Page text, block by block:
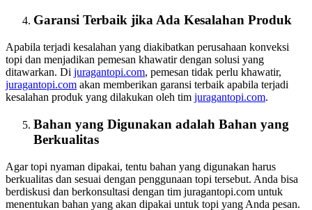
Garansi Terbaik jika Ada Kesalahan Produk
Apabila terjadi kesalahan yang diakibatkan perusahaan konveksi
topi dan menjadikan pemesan khawatir dengan solusi yang
ditawarkan. Di juragantopi.com, pemesan tidak perlu khawatir,
juragantopi.com akan memberikan garansi terbaik apabila terjadi
kesalahan produk yang dilakukan oleh tim juragantopi.com.
Bahan yang Digunakan adalah Bahan yang
Berkualitas
Agar topi nyaman dipakai, tentu bahan yang digunakan harus
berkualitas dan sesuai dengan penggunaan topi tersebut. Anda bisa
berdiskusi dan berkonsultasi dengan tim juragantopi.com untuk
menentukan bahan yang akan dipakai untuk topi yang Anda pesan.